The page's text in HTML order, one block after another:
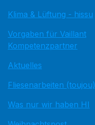
Klima & Lüftung - hissu
Vorgaben für Vaillant
Kompetenzpartner
Aktuelles
Fliesenarbeiten (toujou)
Was nur wir haben HI